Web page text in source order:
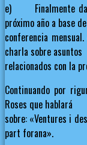
e) Finalmente da
próximo año a base
conferencia
charla sobre asuntos
relacionados con la
Continuando por
Roses que hablará
sobre: «Ventures i
part forana».